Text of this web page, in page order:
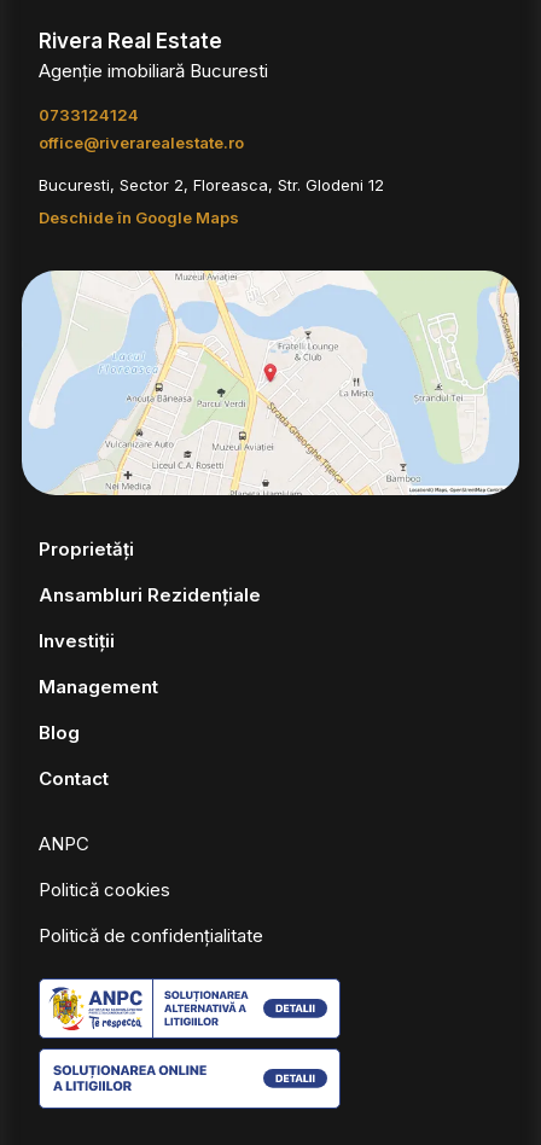
Rivera Real Estate
Agenție imobiliară Bucuresti
0733124124
office@riverarealestate.ro
Bucuresti, Sector 2, Floreasca, Str. Glodeni 12
Deschide în Google Maps
Proprietăți
Ansambluri Rezidențiale
Investiții
Management
Blog
Contact
ANPC
Politică cookies
Politică de confidențialitate